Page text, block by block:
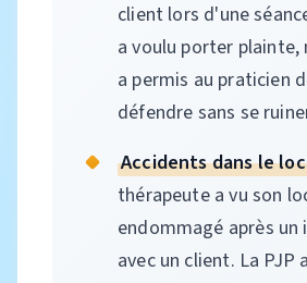
client lors d'une
a voulu porter plainte,
a permis au praticien
défendre sans se
Accidents dans le
thérapeute a vu son
endommagé après un
avec un client. La PJP